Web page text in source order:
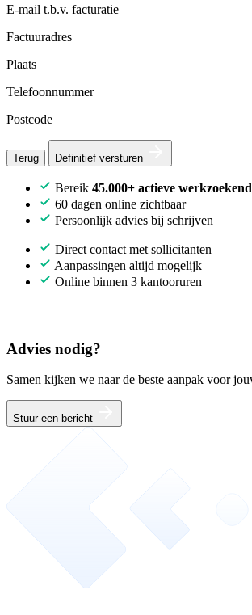
E-mail t.b.v. facturatie
Factuuradres
Plaats
Telefoonnummer
Postcode
Terug Definitief versturen
Bereik 45.000+ actieve
60 dagen online zichtbaar
Persoonlijk advies bij schrijven
Direct contact met sollicitanten
Aanpassingen altijd mogelijk
Online binnen 3 kantooruren
Advies nodig?
Samen kijken we naar de beste aanpak voor
Stuur een bericht